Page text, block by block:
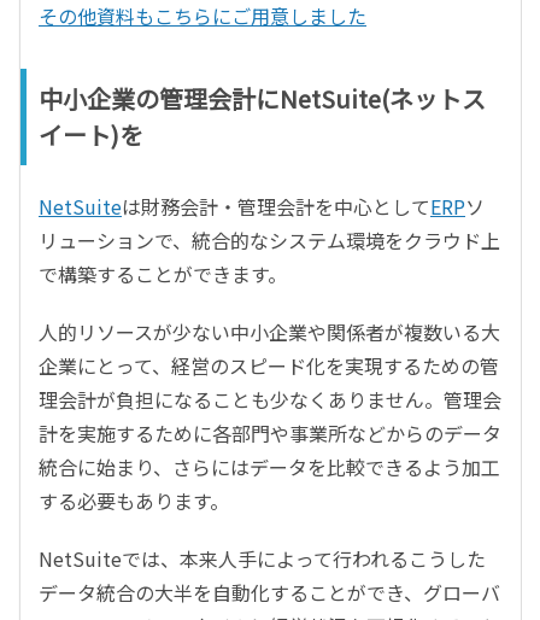
その他資料もこちらにご用意しました
中小企業の管理会計にNetSuite(ネットス
イート)を
NetSuiteは財務会計・管理会計を中心としてERPソ
リューションで、統合的なシステム環境をクラウド上
で構築することができます。
人的リソースが少ない中小企業や関係者が複数いる大
企業にとって、経営のスピード化を実現するための管
理会計が負担になることも少なくありません。管理会
計を実施するために各部門や事業所などからのデータ
統合に始まり、さらにはデータを比較できるよう加工
する必要もあります。
NetSuiteでは、本来人手によって行われるこうした
データ統合の大半を自動化することができ、グローバ